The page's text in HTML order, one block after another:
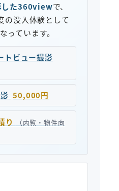
した360viewで、
の没入体験として
っています。
ビュー撮影
50,000円
り
（内覧・物件向